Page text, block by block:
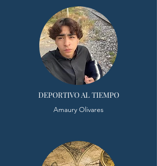
DEPORTIVO AL TIEMPO
Amaury Olivares